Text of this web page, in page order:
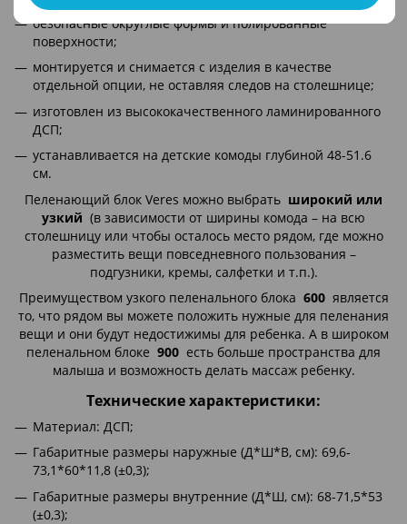
безопасные округлые формы и полированные
поверхности;
монтируется и снимается с изделия в качестве
отдельной опции, не оставляя следов на столешнице;
изготовлен из высококачественного ламинированного
ДСП;
устанавливается на детские комоды глубиной 48-51.6
см.
Пеленающий блок Veres можно выбрать широкий или
узкий (в зависимости от ширины комода – на всю
столешницу или чтобы осталось место рядом, где можно
разместить вещи повседневного пользования –
подгузники, кремы, салфетки и т.п.).
Преимуществом узкого пеленального блока 600является
то, что рядом вы можете положить нужные для пеленания
вещи и они будут недостижимы для ребенка. А в широком
пеленальном блоке 900 есть больше пространства для
малыша и возможность делать массаж ребенку.
Технические характеристики:
Материал: ДСП;
Габаритные размеры наружные (Д*Ш*В, см): 69,6-
73,1*60*11,8 (±0,3);
Габаритные размеры внутренние (Д*Ш, см): 68-71,5*53
(±0,3);